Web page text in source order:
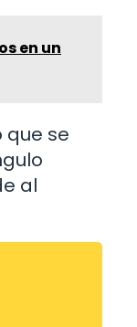
en un
se
al